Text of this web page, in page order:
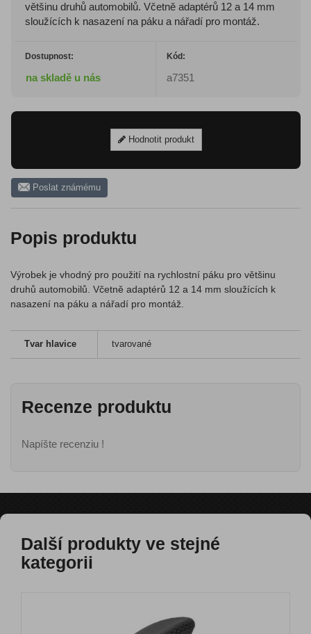
většinu druhů automobilů. Včetně adaptérů 12 a 14 mm
sloužících k nasazení na páku a nářadí pro montáž.
Dostupnost:
na skladě u nás
Kód:
a7351
Hodnotit produkt
Poslat známému
Popis produktu
Výrobek je vhodný pro použití na rychlostní páku pro většinu
druhů automobilů. Včetně adaptérů 12 a 14 mm sloužících k
nasazení na páku a nářadí pro montáž.
Tvar hlavice tvarované
Recenze produktu
Napíšte recenziu !
Další produkty ve stejné
kategorii